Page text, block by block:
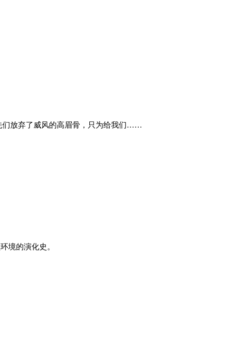
们放弃了威风的高眉骨，只为给我们……
境的演化史。